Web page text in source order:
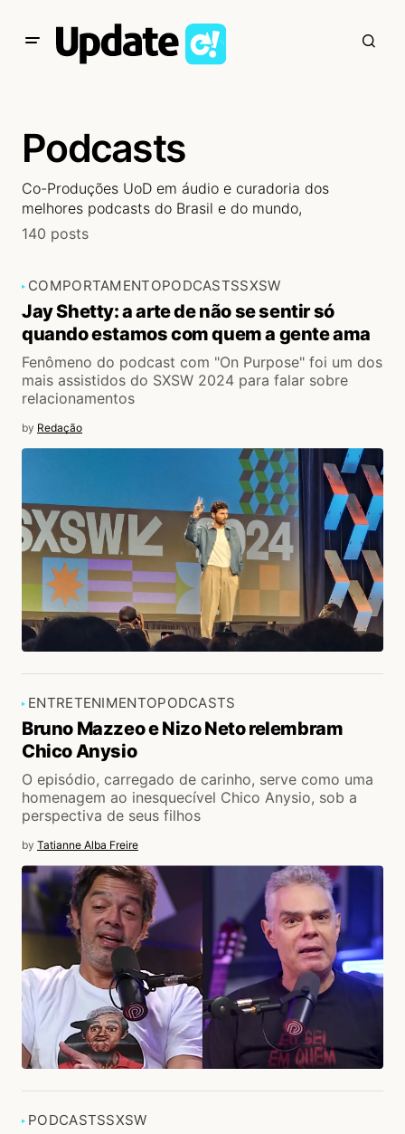
Podcasts
Co-Produções UoD em áudio e curadoria dos
melhores podcasts do Brasil e do mundo,
140 posts
COMPORTAMENTOPODCASTSSXSW
Jay Shetty: a arte de não se sentir só
quando estamos com quem a gente ama
Fenômeno do podcast com "On Purpose" foi um dos
mais assistidos do SXSW 2024 para falar sobre
relacionamentos
by Redação
ENTRETENIMENTOPODCASTS
Bruno Mazzeo e Nizo Neto relembram
Chico Anysio
O episódio, carregado de carinho, serve como uma
homenagem ao inesquecível Chico Anysio, sob a
perspectiva de seus filhos
by Tatianne Alba Freire
PODCASTSSXSW